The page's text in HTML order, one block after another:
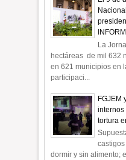
La
hectáreas de mil 632
en 621 municipios en
participaci...
FGJEM
internos
tortura
dormir y sin alimento;